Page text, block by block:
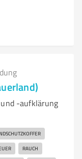
-aufklärung
RAUCH